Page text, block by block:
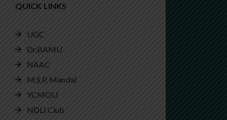
QUICK LINKS
UGC
Dr.BAMU
NAAC
M.S.P. Mandal
YCMOU
NDLI Club